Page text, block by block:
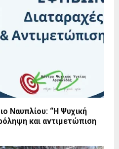
Ναυπλίου: “Η Ψυχική
και αντιμετώπιση